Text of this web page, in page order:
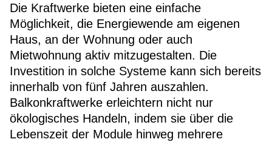
Die Kraftwerke bieten eine einfache
Möglichkeit, die Energiewende am eigenen
Haus, an der Wohnung oder auch
Mietwohnung aktiv mitzugestalten. Die
Investition in solche Systeme kann sich bereits
innerhalb von fünf Jahren auszahlen.
Balkonkraftwerke erleichtern nicht nur
ökologisches Handeln, indem sie über die
Lebenszeit der Module hinweg mehrere